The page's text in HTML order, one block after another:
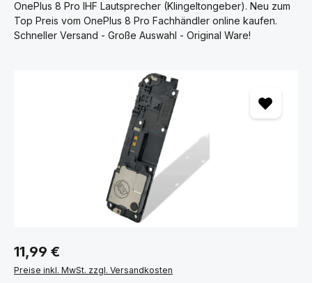
OnePlus 8 Pro IHF Lautsprecher (Klingeltongeber). Neu zum
Top Preis vom OnePlus 8 Pro Fachhändler online kaufen.
Schneller Versand - Große Auswahl - Original Ware!
11,99 €
Preise inkl. MwSt. zzgl. Versandkosten